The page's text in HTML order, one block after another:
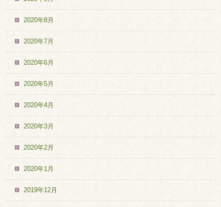
2020年8月
2020年7月
2020年6月
2020年5月
2020年4月
2020年3月
2020年2月
2020年1月
2019年12月